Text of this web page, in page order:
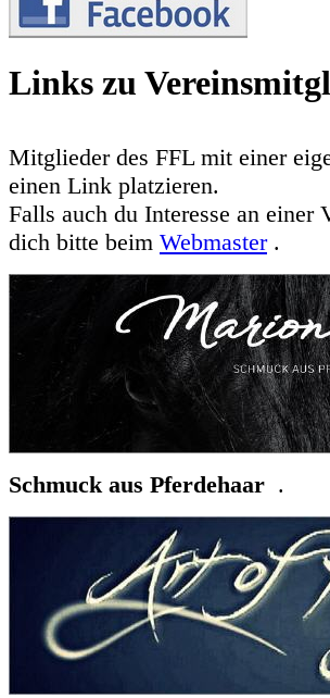
Links zu
Mitglieder des FFL mit einer
einen Link platzieren.
Falls auch du Interesse an einer
dich bitte beim Webmaster.
Schmuck aus Pferdehaar .